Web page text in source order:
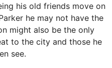
his old friends move on
he may not have the
might also be the only
to the city and those he
see.